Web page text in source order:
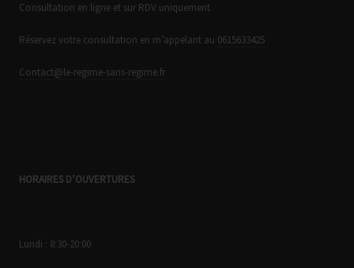
Consultation en ligne et sur RDV uniquement
Réservez votre consultation en m’appelant au 0615633425
Contact@le-regime-sans-regime.fr
HORAIRES D’OUVERTURES
Lundi : 8:30-20:00